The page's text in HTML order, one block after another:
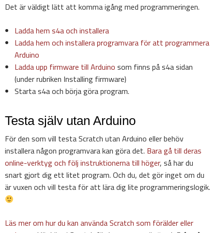
Det är väldigt lätt att komma igång med programmeringen.
Ladda hem s4a och installera
Ladda hem och installera programvara för att programmera
Arduino
Ladda upp firmware till Arduino som finns på s4a sidan
(under rubriken Installing firmware)
Starta s4a och börja göra program.
Testa själv utan Arduino
För den som vill testa Scratch utan Arduino eller behöv
installera någon programvara kan göra det. Bara gå till deras
online-verktyg och följ instruktionerna till höger, så har du
snart gjort dig ett litet program. Och du, det gör inget om du
är vuxen och vill testa för att lära dig lite programmeringslogik.
Läs mer om hur du kan använda Scratch som förälder eller